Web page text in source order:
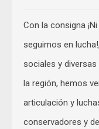
Con la consigna
seguimos en
sociales y
la región, hemos
articulación y
conservadores y